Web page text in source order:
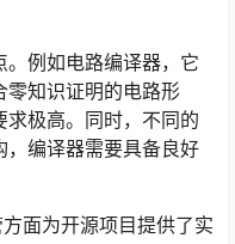
例如电路编译器，它
零知识证明的电路形
极高。同时，不同的
，编译器需要具备良好
面为开源项目提供了实